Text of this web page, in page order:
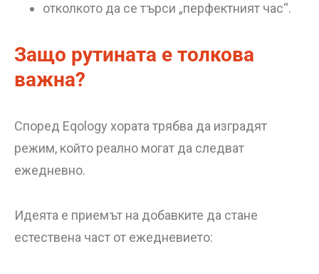
отколкото да се търси „перфектният час“.
Защо рутината е толкова
важна?
Според Eqology хората трябва да изградят
режим, който реално могат да следват
ежедневно.
Идеята е приемът на добавките да стане
естествена част от ежедневието: